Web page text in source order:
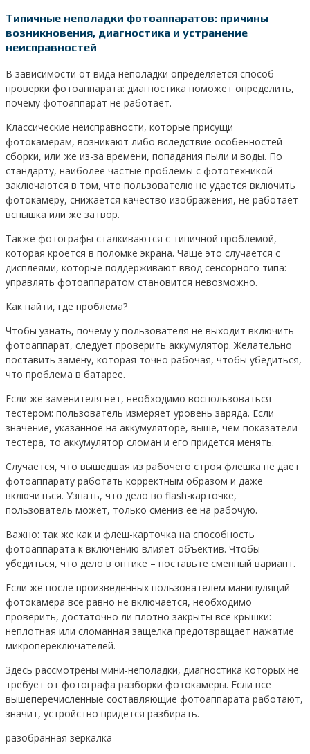
Типичные неполадки фотоаппаратов: причины
возникновения, диагностика и устранение
неисправностей
В зависимости от вида неполадки определяется способ
проверки фотоаппарата: диагностика поможет определить,
почему фотоаппарат не работает.
Классические неисправности, которые присущи
фотокамерам, возникают либо вследствие особенностей
сборки, или же из-за времени, попадания пыли и воды. По
стандарту, наиболее частые проблемы с фототехникой
заключаются в том, что пользователю не удается включить
фотокамеру, снижается качество изображения, не работает
вспышка или же затвор.
Также фотографы сталкиваются с типичной проблемой,
которая кроется в поломке экрана. Чаще это случается с
дисплеями, которые поддерживают ввод сенсорного типа:
управлять фотоаппаратом становится невозможно.
Как найти, где проблема?
Чтобы узнать, почему у пользователя не выходит включить
фотоаппарат, следует проверить аккумулятор. Желательно
поставить замену, которая точно рабочая, чтобы убедиться,
что проблема в батарее.
Если же заменителя нет, необходимо воспользоваться
тестером: пользователь измеряет уровень заряда. Если
значение, указанное на аккумуляторе, выше, чем показатели
тестера, то аккумулятор сломан и его придется менять.
Случается, что вышедшая из рабочего строя флешка не дает
фотоаппарату работать корректным образом и даже
включиться. Узнать, что дело во flash-карточке,
пользователь может, только сменив ее на рабочую.
Важно: так же как и флеш-карточка на способность
фотоаппарата к включению влияет объектив. Чтобы
убедиться, что дело в оптике – поставьте сменный вариант.
Если же после произведенных пользователем манипуляций
фотокамера все равно не включается, необходимо
проверить, достаточно ли плотно закрыты все крышки:
неплотная или сломанная защелка предотвращает нажатие
микропереключателей.
Здесь рассмотрены мини-неполадки, диагностика которых не
требует от фотографа разборки фотокамеры. Если все
вышеперечисленные составляющие фотоаппарата работают,
значит, устройство придется разбирать.
разобранная зеркалка